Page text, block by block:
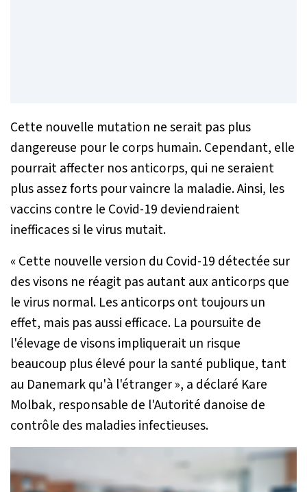
Cette nouvelle mutation ne serait pas plus
dangereuse pour le corps humain. Cependant, elle
pourrait affecter nos anticorps, qui ne seraient
plus assez forts pour vaincre la maladie. Ainsi, les
vaccins contre le Covid-19 deviendraient
inefficaces si le virus mutait.
« Cette nouvelle version du Covid-19 détectée sur
des visons ne réagit pas autant aux anticorps que
le virus normal. Les anticorps ont toujours un
effet, mais pas aussi efficace. La poursuite de
l'élevage de visons impliquerait un risque
beaucoup plus élevé pour la santé publique, tant
au Danemark qu'à l'étranger », a déclaré Kare
Molbak, responsable de l'Autorité danoise de
contrôle des maladies infectieuses.